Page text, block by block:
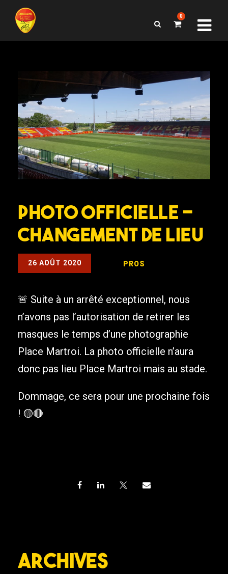
0
Photo Officielle –
Changement de lieu
26 AOÛT 2020 PROS
🚨 Suite à un arrêté exceptionnel, nous
n’avons pas l’autorisation de retirer les
masques le temps d’une photographie
Place Martroi. La photo officielle n’aura
donc pas lieu Place Martroi mais au stade.
Dommage, ce sera pour une prochaine fois
! 🟡🔴
Archives